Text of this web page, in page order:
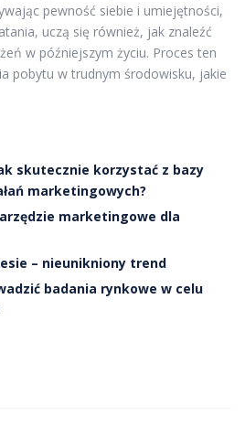
pewność siebie i umiejętności,
uczą się również, jak znaleźć
w późniejszym życiu. Proces ten
pobytu w trudnym środowisku, jakie
skutecznie korzystać z bazy
marketingowych?
marketingowe dla
– nieunikniony trend
badania rynkowe w celu